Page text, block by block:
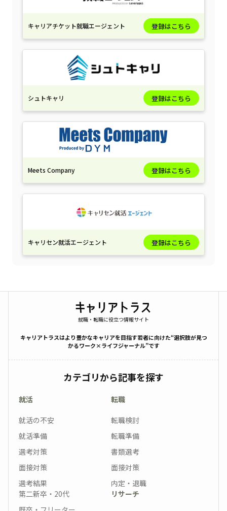
キャリアチケット就職エージェント 登録はこちら
シュトキャリ 登録はこちら
Meets Company 登録はこちら
キャリセン就活エージェント 登録はこちら
就職・転職に役立つ情報サイト
キャリアトラスはより豊かなキャリアを目指す若者に向けた“選択肢が見つ
かるワーク×ライフジャーナル”です
カテゴリから記事を探す
就活
就活の不安
就活準備
選考対策
面接対策
選考結果
転職
転職検討
転職準備
書類選考
面接対策
内定・退職
第二新卒・20代
リサーチ